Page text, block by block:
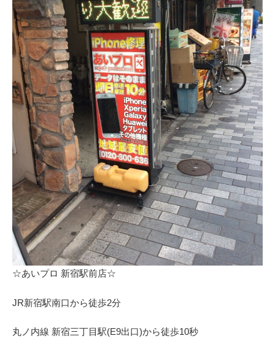
⁩☆あいプロ 新宿駅前店☆
JR新宿駅南口から徒歩2分
丸ノ内線 新宿三丁目駅(E9出口)から徒歩10秒